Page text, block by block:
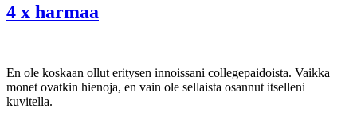
4 x harmaa
En ole koskaan ollut eritysen innoissani collegepaidoista. Vaikka
monet ovatkin hienoja, en vain ole sellaista osannut itselleni
kuvitella.